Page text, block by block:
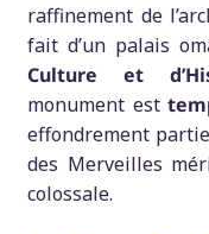
raffinement de
fait d’un palais
Culture et
monument est
effondrement
des Merveilles
colossale.